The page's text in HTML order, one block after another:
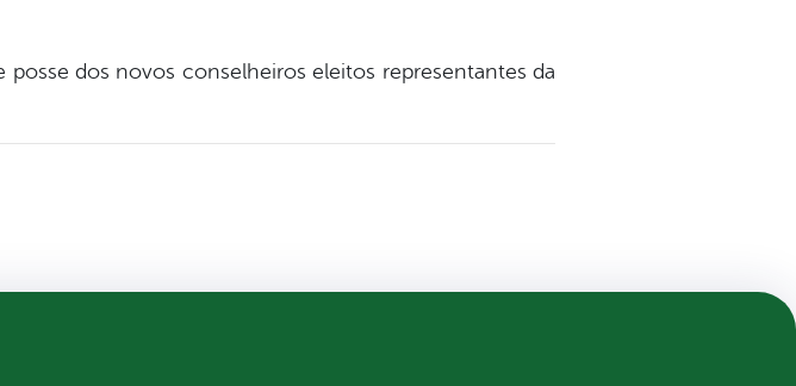
dos novos conselheiros eleitos representantes da